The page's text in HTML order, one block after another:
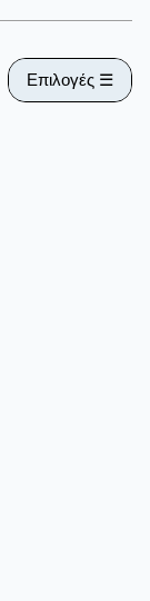
Επιλογές ☰